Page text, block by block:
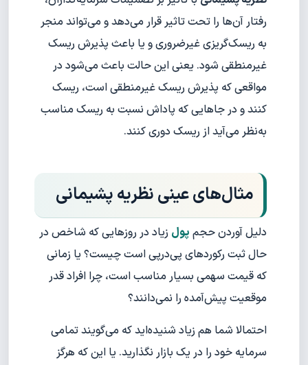
رفتار آن‌ها را تحت تاثیر قرار می‌دهد و می‌تواند منجر
به ریسک‌گریزی غیر‌ضروری و یا باعث پذیرش ریسک
غیرمنطقی شود. یعنی این حالت باعث می‌شود در
مواقعی که پذیرش ریسک غیرمنطقی است، ریسک
کنند و در جاهایی که پاداش نسبت به ریسک مناسب
به‌نظر می‌آید از ریسک دوری کنند.
مثال‌های عینی نظریه پشیمانی
دلیل آوردن حجم پول زیاد در روزهایی که شاخص در
حال ثبت رکوردهای پی‌در‌پی است چیست؟ یا زمانی
که قیمت سهمی بسیار مناسب است، چرا افراد قدر
موقعیت پیش‌آمده را نمی‌دانند؟
احتمالا شما هم زیاد شنیده‌اید که می‌گویند تمامی
سرمایه خود را در یک بازار نگذارید. یا این که هرگز